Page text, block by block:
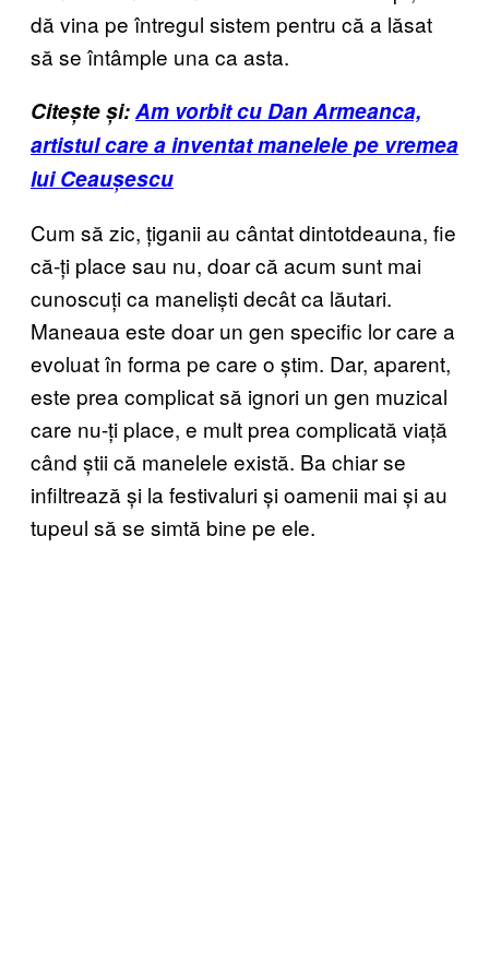
dă vina pe întregul sistem pentru că a lăsat
să se întâmple una ca asta.
Citește și:Am vorbit cu Dan Armeanca,
artistul care a inventat manelele pe vremea
lui Ceaușescu
Cum să zic, țiganii au cântat dintotdeauna, fie
că-ți place sau nu, doar că acum sunt mai
cunoscuți ca maneliști decât ca lăutari.
Maneaua este doar un gen specific lor care a
evoluat în forma pe care o știm. Dar, aparent,
este prea complicat să ignori un gen muzical
care nu-ți place, e mult prea complicată viață
când știi că manelele există. Ba chiar se
infiltrează și la festivaluri și oamenii mai și au
tupeul să se simtă bine pe ele.